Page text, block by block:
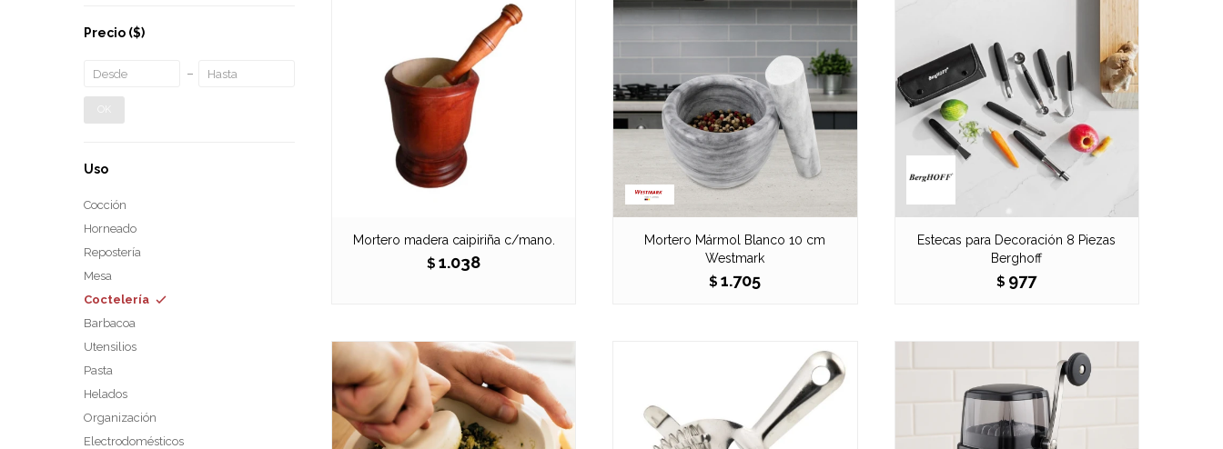
Mortero madera caipiriña c/mano.
$ 1.038
Mortero Mármol Blanco 10 cm
Westmark
$ 1.705
Estecas para Decoración 8 Piezas
Berghoff
$ 977
Precio ($)
Uso
Cocción
Horneado
Repostería
Mesa
Coctelería
Barbacoa
Utensilios
Pasta
Helados
Organización
Electrodomésticos